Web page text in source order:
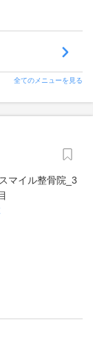
全てのメニューを見る